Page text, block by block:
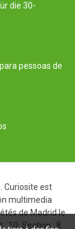
die 30-
pessoas de
Curiosite est
multimedia
de Madrid le
10. Section : 8.